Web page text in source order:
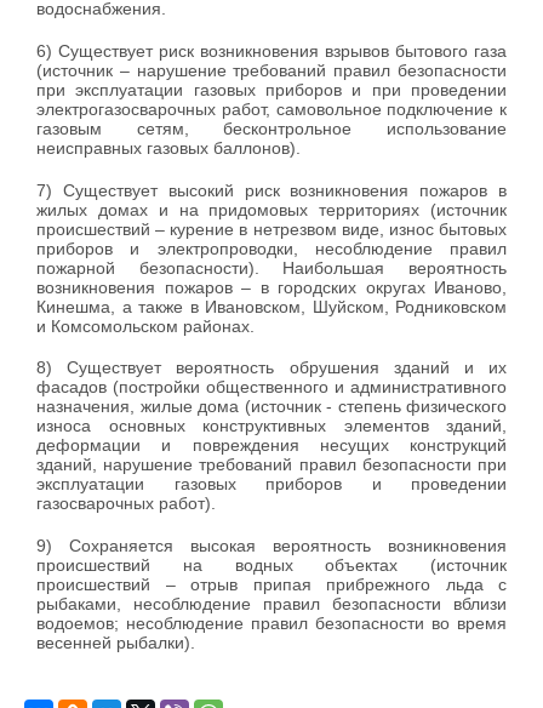
водоснабжения.
6) Существует риск возникновения взрывов бытового газа
(источник – нарушение требований правил безопасности
при эксплуатации газовых приборов и при проведении
электрогазосварочных работ, самовольное подключение к
газовым сетям, бесконтрольное использование
неисправных газовых баллонов).
7) Существует высокий риск возникновения пожаров в
жилых домах и на придомовых территориях (источник
происшествий – курение в нетрезвом виде, износ бытовых
приборов и электропроводки, несоблюдение правил
пожарной безопасности). Наибольшая вероятность
возникновения пожаров – в городских округах Иваново,
Кинешма, а также в Ивановском, Шуйском, Родниковском
и Комсомольском районах.
8) Существует вероятность обрушения зданий и их
фасадов (постройки общественного и административного
назначения, жилые дома (источник - степень физического
износа основных конструктивных элементов зданий,
деформации и повреждения несущих конструкций
зданий, нарушение требований правил безопасности при
эксплуатации газовых приборов и проведении
газосварочных работ).
9) Сохраняется высокая вероятность возникновения
происшествий на водных объектах (источник
происшествий – отрыв припая прибрежного льда с
рыбаками, несоблюдение правил безопасности вблизи
водоемов; несоблюдение правил безопасности во время
весенней рыбалки).